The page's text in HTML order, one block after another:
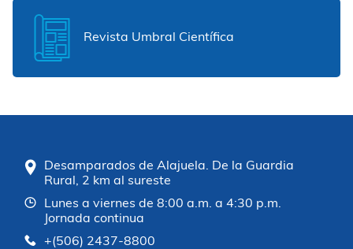
Revista Umbral Científica
Desamparados de Alajuela. De la Guardia
Rural, 2 km al sureste
Lunes a viernes de 8:00 a.m. a 4:30 p.m.
Jornada continua
+(506) 2437-8800